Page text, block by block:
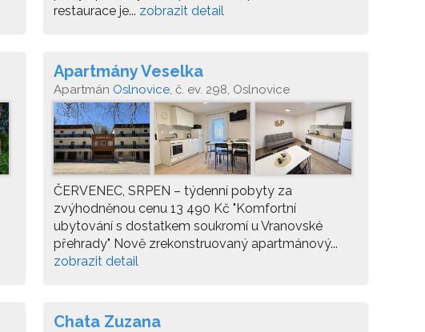
restaurace je... zobrazit detail
Apartmány Veselka
Apartmán Oslnovice, č. ev. 298, Oslnovice
ČERVENEC, SRPEN – týdenní pobyty za
zvýhodněnou cenu 13 490 Kč "Komfortní
ubytování s dostatkem soukromí u Vranovské
přehrady" Nově zrekonstruovaný apartmánový...
zobrazit detail
Chata Zuzana